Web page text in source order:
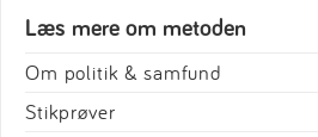
Læs mere om metoden
Om politik & samfund
Stikprøver